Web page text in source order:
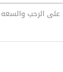
على الرحب